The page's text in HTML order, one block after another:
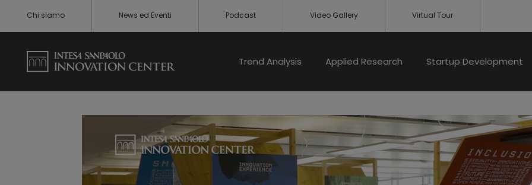
Chi siamo News ed Eventi Podcast Video Gallery Virtual Tour
Trend Analysis Applied Research Startup Development